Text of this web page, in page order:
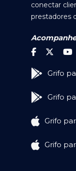
conectar
prestadores
Grifo
Grifo
Grifo
Grifo